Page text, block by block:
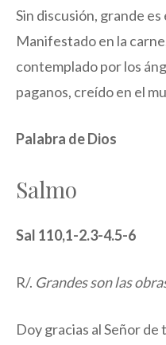
Sin discusión, grande
Manifestado en la
contemplado por los
paganos, creído en el
Palabra de Dios
Salmo
Sal 110,1-2.3-4.5-6
R/. Grandes son las
Doy gracias al Señor de